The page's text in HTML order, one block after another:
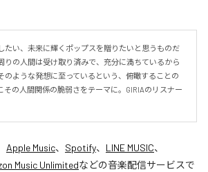
たい、未来に輝くポップスを贈りたいと思うものだ
りの人間は受け取り済みで、充分に満ちているから
のような発想に至っているという、俯瞰することの
その人間関係の脆弱さをテーマに。GIRIAのリスナー
Apple Music、 Spotify、 LINE MUSIC、
Music Unlimitedなどの音楽配信サービスで